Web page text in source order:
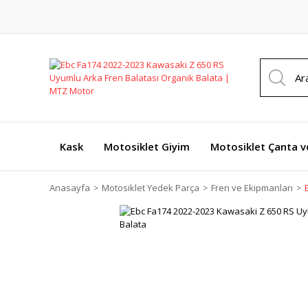
Kask Motosiklet Giyim Motosiklet Çanta
Anasayfa Motosiklet Yedek Parça Fren ve Ekipmanları